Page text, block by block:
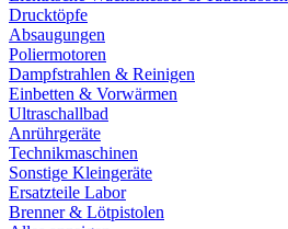
Drucktöpfe
Absaugungen
Poliermotoren
Dampfstrahlen & Reinigen
Einbetten & Vorwärmen
Ultraschallbad
Anrührgeräte
Technikmaschinen
Sonstige Kleingeräte
Ersatzteile Labor
Brenner & Lötpistolen